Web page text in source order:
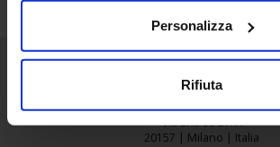
Personalizza
Rifiuta
Senaf srl
Via Eritrea 21/A
20157 | Milano | Italia